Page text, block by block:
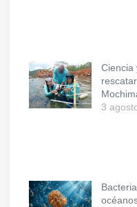
Ciencia
3